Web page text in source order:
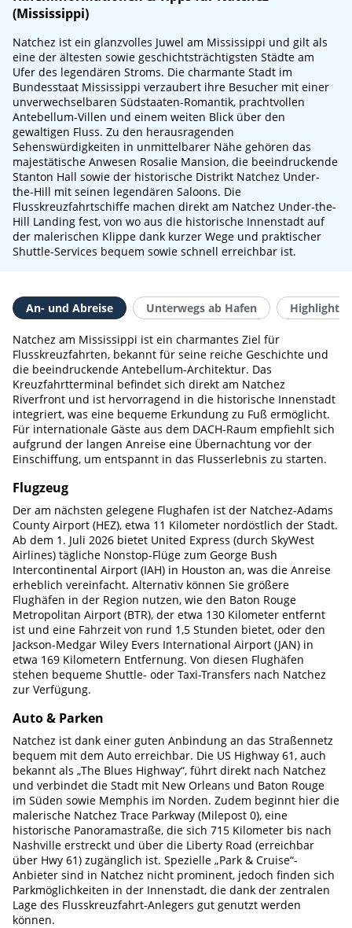
(Mississippi)
Natchez ist ein glanzvolles Juwel am Mississippi und gilt als
eine der ältesten sowie geschichtsträchtigsten Städte am
Ufer des legendären Stroms. Die charmante Stadt im
Bundesstaat Mississippi verzaubert ihre Besucher mit einer
unverwechselbaren Südstaaten-Romantik, prachtvollen
Antebellum-Villen und einem weiten Blick über den
gewaltigen Fluss. Zu den herausragenden
Sehenswürdigkeiten in unmittelbarer Nähe gehören das
majestätische Anwesen Rosalie Mansion, die beeindruckende
Stanton Hall sowie der historische Distrikt Natchez Under-
the-Hill mit seinen legendären Saloons. Die
Flusskreuzfahrtschiffe machen direkt am Natchez Under-the-
Hill Landing fest, von wo aus die historische Innenstadt auf
der malerischen Klippe dank kurzer Wege und praktischer
Shuttle-Services bequem sowie schnell erreichbar ist.
An- und Abreise Unterwegs ab Hafen Highlights
Natchez am Mississippi ist ein charmantes Ziel für
Flusskreuzfahrten, bekannt für seine reiche Geschichte und
die beeindruckende Antebellum-Architektur. Das
Kreuzfahrtterminal befindet sich direkt am Natchez
Riverfront und ist hervorragend in die historische Innenstadt
integriert, was eine bequeme Erkundung zu Fuß ermöglicht.
Für internationale Gäste aus dem DACH-Raum empfiehlt sich
aufgrund der langen Anreise eine Übernachtung vor der
Einschiffung, um entspannt in das Flusserlebnis zu starten.
Flugzeug
Der am nächsten gelegene Flughafen ist der Natchez-Adams
County Airport (HEZ), etwa 11 Kilometer nordöstlich der Stadt.
Ab dem 1. Juli 2026 bietet United Express (durch SkyWest
Airlines) tägliche Nonstop-Flüge zum George Bush
Intercontinental Airport (IAH) in Houston an, was die Anreise
erheblich vereinfacht. Alternativ können Sie größere
Flughäfen in der Region nutzen, wie den Baton Rouge
Metropolitan Airport (BTR), der etwa 130 Kilometer entfernt
ist und eine Fahrzeit von rund 1,5 Stunden bietet, oder den
Jackson-Medgar Wiley Evers International Airport (JAN) in
etwa 169 Kilometern Entfernung. Von diesen Flughäfen
stehen bequeme Shuttle- oder Taxi-Transfers nach Natchez
zur Verfügung.
Auto & Parken
Natchez ist dank einer guten Anbindung an das Straßennetz
bequem mit dem Auto erreichbar. Die US Highway 61, auch
bekannt als „The Blues Highway“, führt direkt nach Natchez
und verbindet die Stadt mit New Orleans und Baton Rouge
im Süden sowie Memphis im Norden. Zudem beginnt hier die
malerische Natchez Trace Parkway (Milepost 0), eine
historische Panoramastraße, die sich 715 Kilometer bis nach
Nashville erstreckt und über die Liberty Road (erreichbar
über Hwy 61) zugänglich ist. Spezielle „Park & Cruise“-
Anbieter sind in Natchez nicht prominent, jedoch finden sich
Parkmöglichkeiten in der Innenstadt, die dank der zentralen
Lage des Flusskreuzfahrt-Anlegers gut genutzt werden
können.